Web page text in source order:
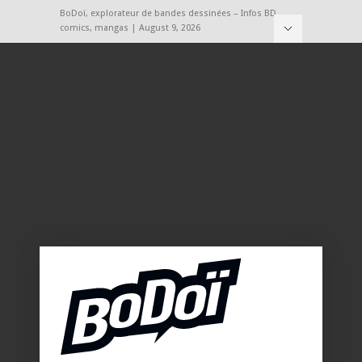
BoDoï, explorateur de bandes dessinées – Infos BD,
comics, mangas | August 9, 2026